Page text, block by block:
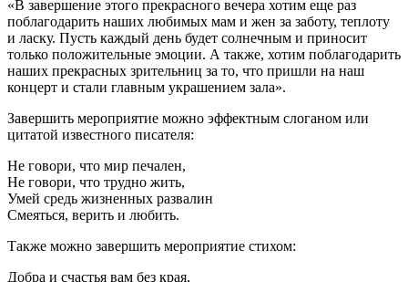
«В завершение этого прекрасного вечера хотим еще раз
поблагодарить наших любимых мам и жен за заботу, теплоту
и ласку. Пусть каждый день будет солнечным и приносит
только положительные эмоции. А также, хотим поблагодарить
наших прекрасных зрительниц за то, что пришли на наш
концерт и стали главным украшением зала».
Завершить мероприятие можно эффектным слоганом или
цитатой известного писателя:
Не говори, что мир печален,
Не говори, что трудно жить,
Умей средь жизненных развалин
Смеяться, верить и любить.
Также можно завершить мероприятие стихом:
Добра и счастья вам без края,